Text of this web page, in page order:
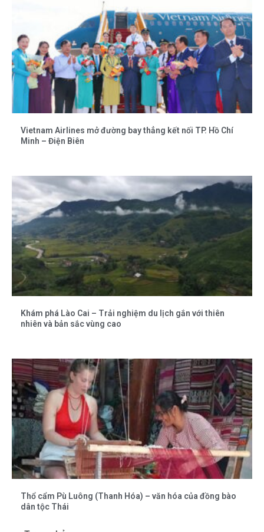
Vietnam Airlines mở đường bay thẳng kết nối TP. Hồ Chí
Minh – Điện Biên
Khám phá Lào Cai – Trải nghiệm du lịch gắn với thiên
nhiên và bản sắc vùng cao
Thổ cẩm Pù Luông (Thanh Hóa) – văn hóa của đồng bào
dân tộc Thái